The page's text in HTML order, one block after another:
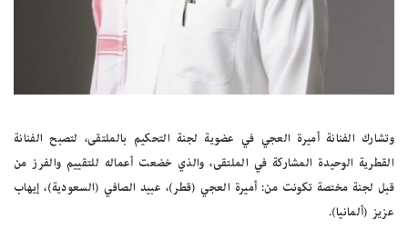
وتشارك الفنانة أميرة العجي في عضوية لجنة التحكيم بالملتقى، لتصبح الفنانة
القطرية الوحيدة المشاركة في الملتقى، والذي خضعت أعماله للتقييم والفرز من
قبل لجنة مختصة تكونت من: أميرة العجي (قطر)، عبيد الصافي (السعودية)، إيهاب
عزيز (ألمانيا).